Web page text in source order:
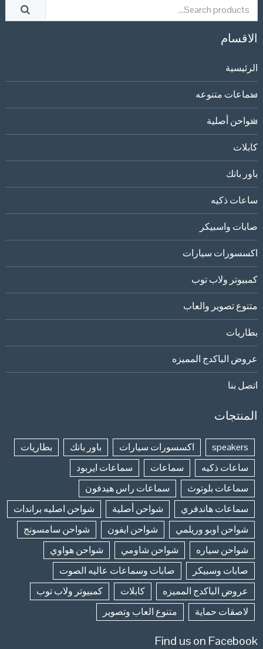
الاقسام
الرئيسية
سماعات متنوعه
شواحن أصلية
كابلات
باور بانك
ساعات ذكيه
صابات واسبيكر
اكسسورات سيارات
كمبيوتر ولاب توب
متنوع تصوير والعاب
بطاريات
عروض الباكدج المميزه
اتصل بنا
المنتجات
speakers اكسسورات سيارات باور بانك
بطاريات
ساعات ذكيه
سماعات
سماعات ايربود
سماعات بلوتوث
سماعات راس هيدفون
سماعات هاندفري
شواحن أصلية
شواحن اصليه براندات
شواحن اوبو وريلمي
شواحن ايفون
شواحن سامسونج
شواحن سياره
شواحن شاومي
شواحن هواوي
صابات وسبيكر
صابات وسماعات عاليه الصوت
عروض الباكدج المميزه
كابلات
كمبيوتر ولاب توب
لاصقات حماية
متنوع العاب وتصوير
Find us on Facebook